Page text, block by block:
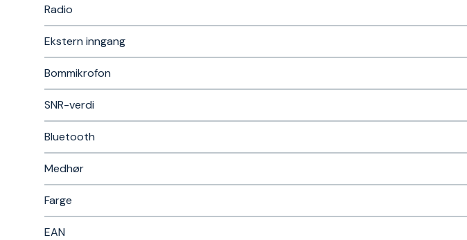
Radio
Ekstern inngang
Bommikrofon
SNR-verdi
Bluetooth
Medhør
Farge
EAN